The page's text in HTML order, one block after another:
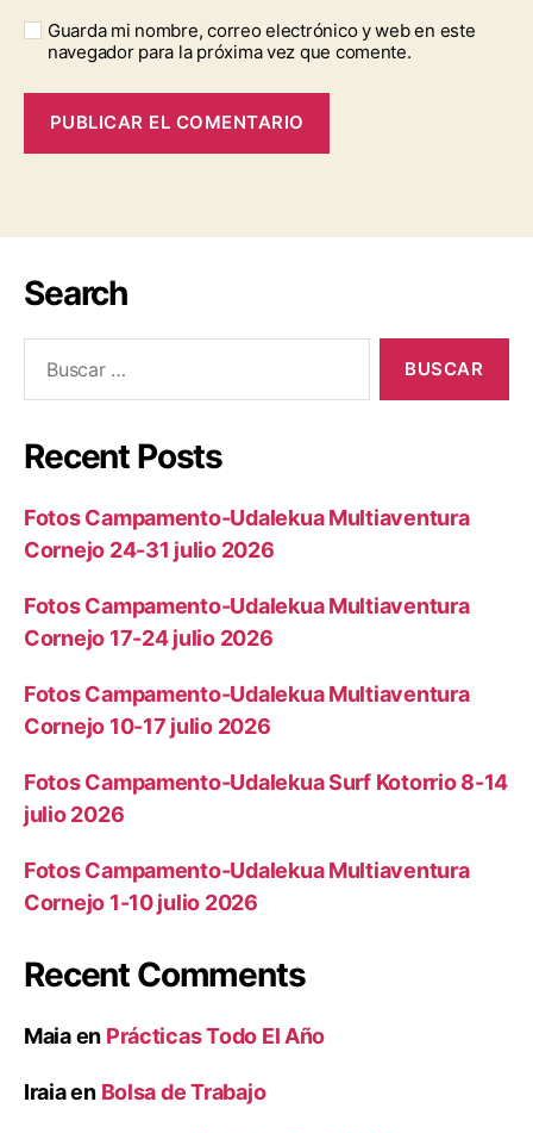
Guarda mi nombre, correo electrónico y web en este
navegador para la próxima vez que comente.
Search
Recent Posts
Fotos Campamento-Udalekua Multiaventura
Cornejo 24-31 julio 2026
Fotos Campamento-Udalekua Multiaventura
Cornejo 17-24 julio 2026
Fotos Campamento-Udalekua Multiaventura
Cornejo 10-17 julio 2026
Fotos Campamento-Udalekua Surf Kotorrio 8-14
julio 2026
Fotos Campamento-Udalekua Multiaventura
Cornejo 1-10 julio 2026
Recent Comments
Maiaen Prácticas Todo El Año
Iraiaen Bolsa de Trabajo